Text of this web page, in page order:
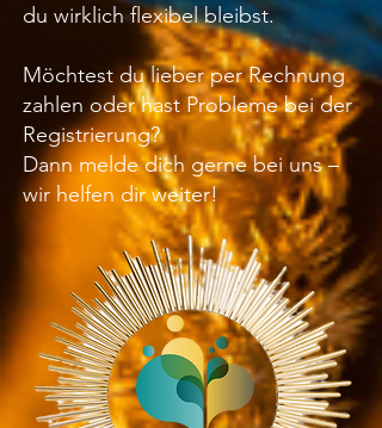
du wirklich flexibel bleibst.
Möchtest du lieber per Rechnung
zahlen oder hast Probleme bei der
Registrierung?
Dann melde dich gerne bei uns –
wir helfen dir weiter!